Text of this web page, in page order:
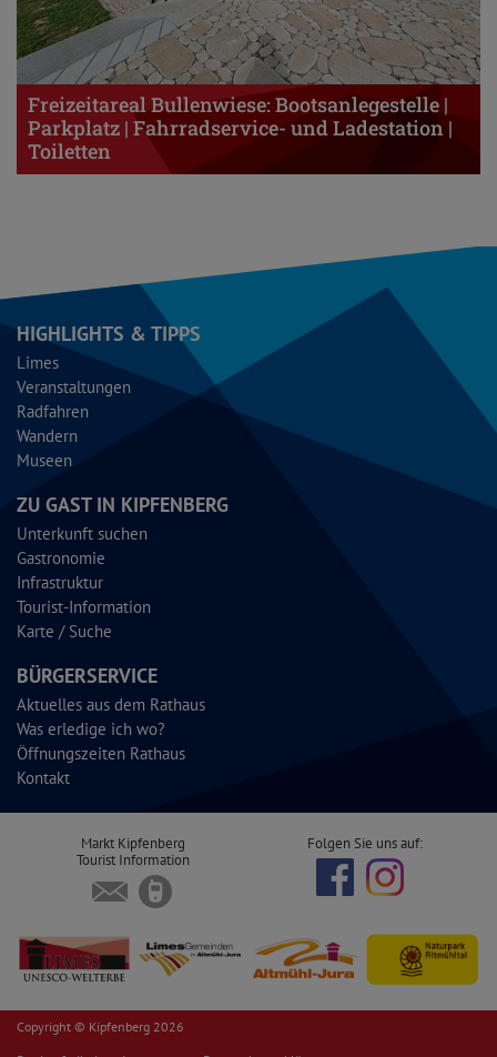
Freizeitareal Bullenwiese: Bootsanlegestelle |
Parkplatz | Fahrradservice- und Ladestation |
Toiletten
HIGHLIGHTS & TIPPS
Limes
Veranstaltungen
Radfahren
Wandern
Museen
ZU GAST IN KIPFENBERG
Unterkunft suchen
Gastronomie
Infrastruktur
Tourist-Information
Karte / Suche
BÜRGERSERVICE
Aktuelles aus dem Rathaus
Was erledige ich wo?
Öffnungszeiten Rathaus
Kontakt
Markt Kipfenberg
Tourist Information
Folgen Sie uns auf:
Copyright © Kipfenberg 2026